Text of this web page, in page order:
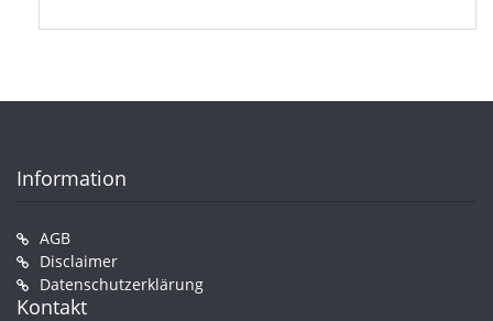
Information
AGB
Disclaimer
Datenschutzerklärung
Kontakt